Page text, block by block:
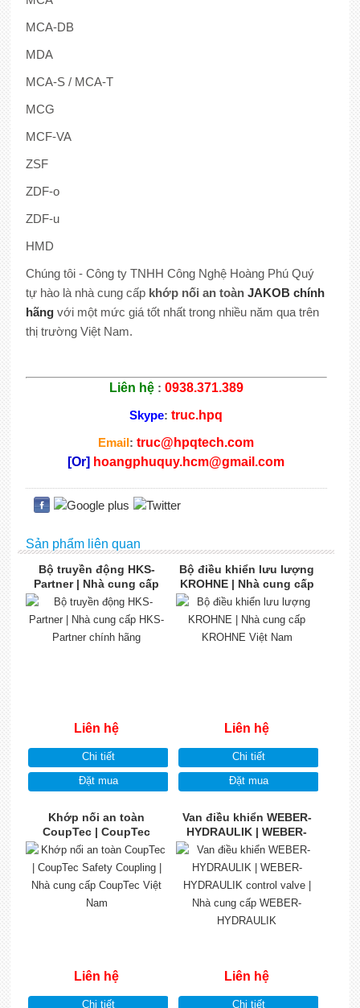
MCA-DB
MDA
MCA-S / MCA-T
MCG
MCF-VA
ZSF
ZDF-o
ZDF-u
HMD
Chúng tôi - Công ty TNHH Công Nghệ Hoàng Phú Quý
tự hào là nhà cung cấp khớp nối an toàn JAKOBchính
hãng với một mức giá tốt nhất trong nhiều năm qua trên
thị trường Việt Nam.
Liên hệ: 0938.371.389
Skype:truc.hpq
Email:truc@hpqtech.com
[Or] hoangphuquy.hcm@gmail.com
Sản phẩm liên quan
Bộ truyền động HKS-
Partner | Nhà cung cấp
HKS-Partner chính hãng
Liên hệ
Chi tiết
Đặt mua
Bộ điều khiển lưu lượng
KROHNE | Nhà cung cấp
KROHNE Việt Nam
Liên hệ
Chi tiết
Đặt mua
Khớp nối an toàn
CoupTec | CoupTec
Safety Coupling | Nhà
cung cấp CoupTec Việt
Nam
Liên hệ
Chi tiết
Van điều khiển WEBER-
HYDRAULIK | WEBER-
HYDRAULIK control valve
| Nhà cung cấp WEBER-
HYDRAULIK
Liên hệ
Chi tiết